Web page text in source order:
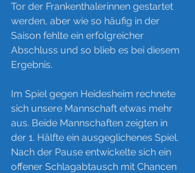
Tor der Frankenthalerinnen gestartet
werden, aber wie so häufig in der
Saison fehlte ein erfolgreicher
Abschluss und so blieb es bei diesem
Ergebnis.
Im Spiel gegen Heidesheim rechnete
sich unsere Mannschaft etwas mehr
aus. Beide Mannschaften zeigten in
der 1. Hälfte ein ausgeglichenes Spiel.
Nach der Pause entwickelte sich ein
offener Schlagabtausch mit Chancen